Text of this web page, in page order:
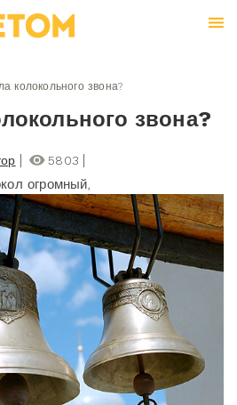
колокольного звона?
звона?
5803
огромный,